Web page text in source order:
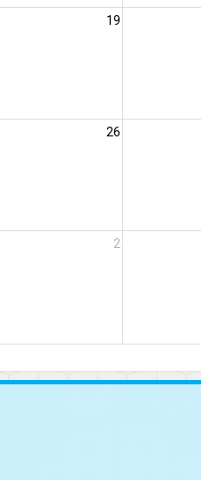
19
26
2